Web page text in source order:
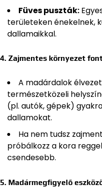
Füves puszták:
területeken énekelnek,
dallamaikkal.
4. Zajmentes környezet
A madárdalok
természetközeli
(pl. autók, gépek)
dallamokat.
Ha nem tudsz
próbálkozz a kora
csendesebb.
5. Madármegfigyelő